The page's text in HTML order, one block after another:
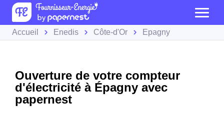
Accueil Enedis Côte-d'Or Épagny